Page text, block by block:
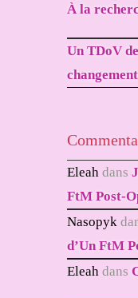
À la
Un TDoV
Eleah dans
FtM Post-
Nasopyk
d’Un FtM
Eleah dans